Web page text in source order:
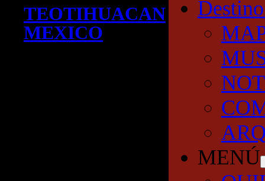
TEOTIHUACAN
MEXICO
MENÚ